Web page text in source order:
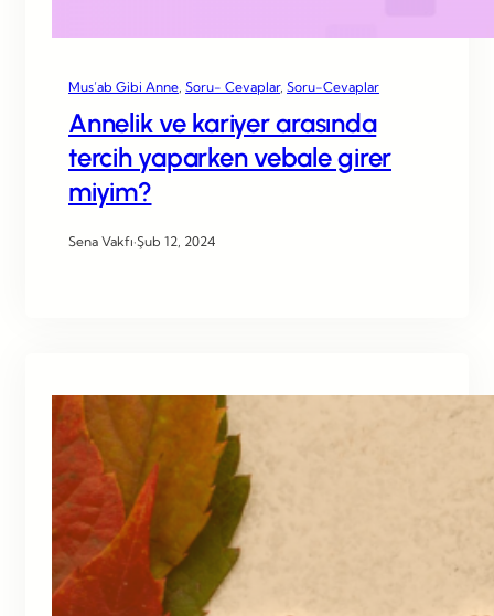
Mus’ab Gibi Anne Soru- Cevaplar, Soru-Cevaplar
Annelik ve kariyer arasında
tercih yaparken vebale girer
miyim?
Sena Vakfı·Şub 12, 2024